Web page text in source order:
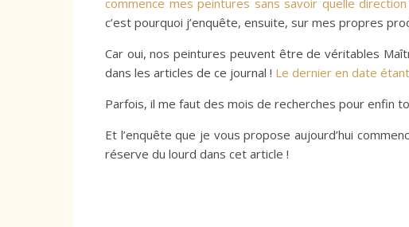
commence mes peintures sans savoir quelle
c’est pourquoi j’enquête, ensuite, sur mes propres
Car oui, nos peintures peuvent être de véritables
dans les articles de ce journal ! Le dernier en date
Parfois, il me faut des mois de recherches pour enfin
Et l’enquête que je vous propose aujourd’hui
réserve du lourd dans cet article !